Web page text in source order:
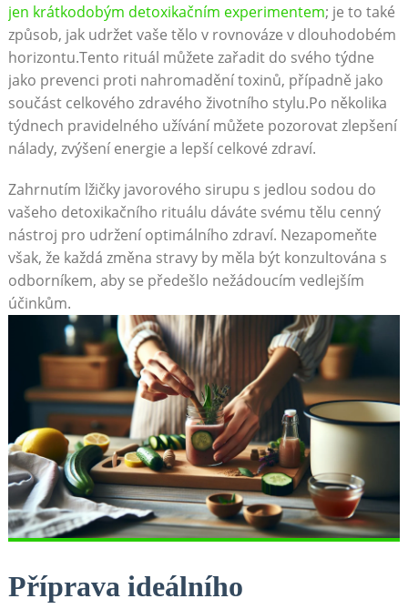
jen krátkodobým detoxikačním experimentem; je to také
⁢způsob, jak udržet vaše⁤ tělo v rovnováze v dlouhodobém
horizontu.Tento rituál můžete zařadit do⁢ svého týdne
⁤jako‌ prevenci‌ proti nahromadění toxinů, případně jako⁣
součást ​celkového zdravého životního stylu.Po ‌několika
⁣týdnech pravidelného užívání můžete pozorovat ⁣zlepšení⁢
nálady, ⁤zvýšení energie⁢ a lepší celkové ⁤zdraví.
Zahrnutím lžičky javorového sirupu s⁣ jedlou sodou ‌do
vašeho detoxikačního rituálu dáváte svému tělu cenný
nástroj‌ pro udržení optimálního zdraví. Nezapomeňte
však, že každá změna stravy by měla být konzultována s
odborníkem, aby se předešlo nežádoucím‌ vedlejším
účinkům.
Příprava ideálního